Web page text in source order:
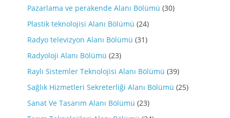
Pazarlama ve perakende Alanı Bölümü (30)
Plastik teknolojisi Alanı Bölümü (24)
Radyo televizyon Alanı Bölümü (31)
Radyoloji Alanı Bölümü (23)
Raylı Sistemler Teknolojisi Alanı Bölümü (39)
Sağlık Hizmetleri Sekreterliği Alanı Bölümü (25)
Sanat Ve Tasarım Alanı Bölümü (23)